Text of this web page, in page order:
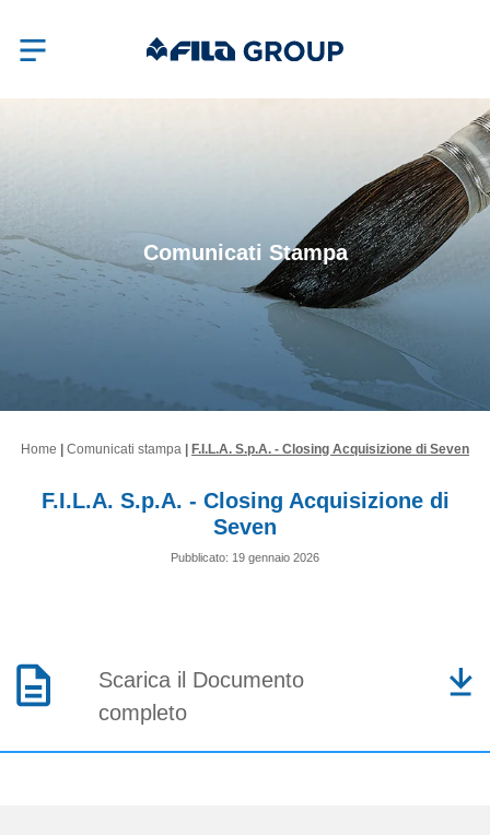
Comunicati Stampa
Home Comunicati stampa F.I.L.A. S.p.A. - Closing Acquisizione di Seven
F.I.L.A. S.p.A. - Closing Acquisizione di
Seven
Pubblicato: 19 gennaio 2026
Scarica il Documento
completo